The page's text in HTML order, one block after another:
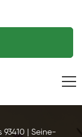
| Seine-